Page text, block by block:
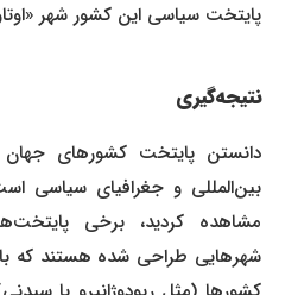
پایتخت سیاسی این کشور شهر
نتیجه‌گیری
دانستن پایتخت کشورهای جهان
بین‌المللی و جغرافیای سیاسی است.
مشاهده کردید، برخی پایتخت‌ها
شهرهایی طراحی شده هستند که با